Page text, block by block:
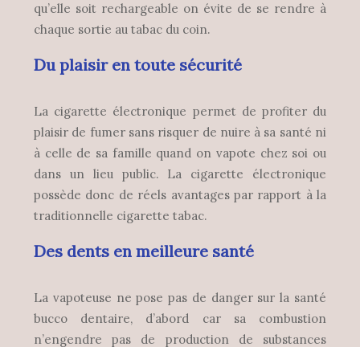
qu’elle soit rechargeable on évite de se rendre à
chaque sortie au tabac du coin.
Du plaisir en toute sécurité
La cigarette électronique permet de profiter du
plaisir de fumer sans risquer de nuire à sa santé ni
à celle de sa famille quand on vapote chez soi ou
dans un lieu public. La cigarette électronique
possède donc de réels avantages par rapport à la
traditionnelle cigarette tabac.
Des dents en meilleure santé
La vapoteuse ne pose pas de danger sur la santé
bucco dentaire, d’abord car sa combustion
n’engendre pas de production de substances